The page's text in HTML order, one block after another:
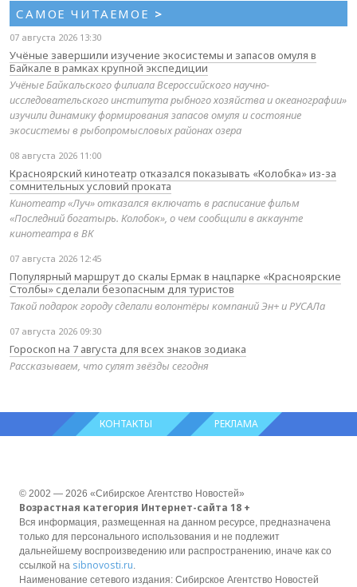
САМОЕ ЧИТАЕМОЕ >
07 августа 2026 13:30
Учёные завершили изучение экосистемы и запасов омуля в
Байкале в рамках крупной экспедиции
Учёные Байкальского филиала Всероссийского научно-
исследовательского института рыбного хозяйства и океанографии»
изучили динамику формирования запасов омуля и состояние
экосистемы в рыбопромысловых районах озера
08 августа 2026 11:00
Красноярский кинотеатр отказался показывать «Колобка» из-за
сомнительных условий проката
Кинотеатр «Луч» отказался включать в расписание фильм
«Последний богатырь. Колобок», о чем сообщили в аккаунте
кинотеатра в ВК
07 августа 2026 12:45
Популярный маршрут до скалы Ермак в нацпарке «Красноярские
Столбы» сделали безопасным для туристов
Такой подарок городу сделали волонтёры компаний Эн+ и РУСАЛа
07 августа 2026 09:30
Гороскоп на 7 августа для всех знаков зодиака
Рассказываем, что сулят звёзды сегодня
КОНТАКТЫ РЕКЛАМА
© 2002 — 2026 «Сибирское Агентство Новостей»
Возрастная категория Интернет-сайта 18 +
Вся информация, размещенная на данном ресурсе, предназначена
только для персонального использования и не подлежит
дальнейшему воспроизведению или распространению, иначе как со
ссылкой на sibnovosti.ru.
Наименование сетевого издания: Сибирское Агентство Новостей